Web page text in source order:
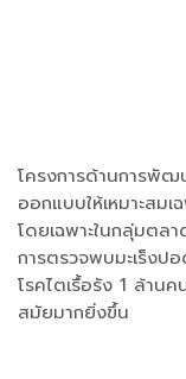
โครงการด้านการพัฒ
ออกแบบให้เหมาะส
โดยเฉพาะในกลุ่มตล
การตรวจพบมะเร็งป
โรคไตเรื้อรัง 1 ล้าน
สมัยมากยิ่งขึ้น